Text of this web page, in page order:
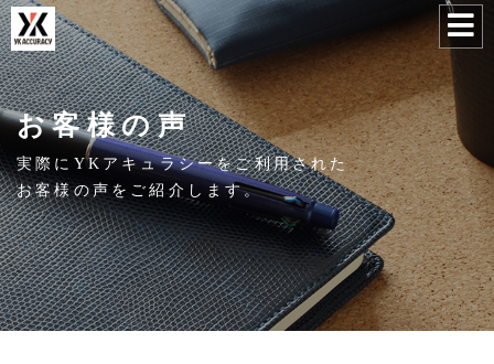
お客様の声
実際にYKアキュラシーをご利用された
お客様の声をご紹介します。